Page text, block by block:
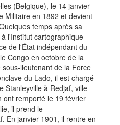
(Belgique), le 14 janvier
Militaire en 1892 et devient
temps après sa
l'Institut cartographique
de l'État indépendant du
Congo en octobre de la
lieutenant de la Force
du Lado, il est chargé
Stanleyville à Redjaf, ville
ont remporté le 19 février
il prend le
En janvier 1901, il rentre en